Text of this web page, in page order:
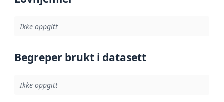
Ikke oppgitt
Begreper brukt i datasett
Ikke oppgitt